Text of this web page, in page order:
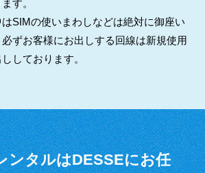
す。
SIMの使いまわしなどは絶対に御座い
必ずお客様にお出しする回線は新規使用
しております。
ンタルはDESSEにお任